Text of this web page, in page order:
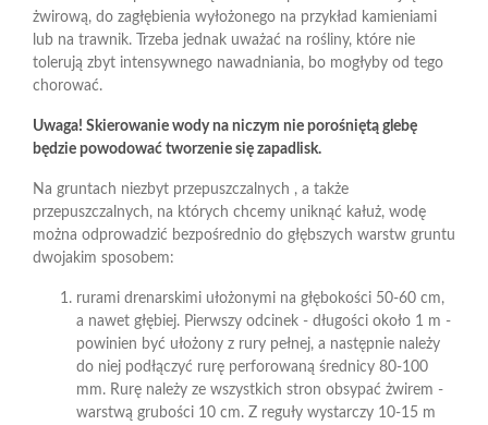
żwirową, do zagłębienia wyłożonego na przykład kamieniami
lub na trawnik. Trzeba jednak uważać na rośliny, które nie
tolerują zbyt intensywnego nawadniania, bo mogłyby od tego
chorować.
Uwaga! Skierowanie wody na niczym nie porośniętą glebę
będzie powodować tworzenie się zapadlisk.
Na gruntach niezbyt przepuszczalnych , a także
przepuszczalnych, na których chcemy uniknąć kałuż, wodę
można odprowadzić bezpośrednio do głębszych warstw gruntu
dwojakim sposobem:
rurami drenarskimi ułożonymi na głębokości 50-60 cm,
a nawet głębiej. Pierwszy odcinek - długości około 1 m -
powinien być ułożony z rury pełnej, a następnie należy
do niej podłączyć rurę perforowaną średnicy 80-100
mm. Rurę należy ze wszystkich stron obsypać żwirem -
warstwą grubości 10 cm. Z reguły wystarczy 10-15 m